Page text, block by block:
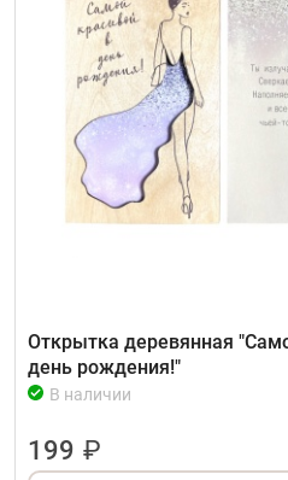
Открытка деревянная
день рождения!"
В наличии
199 ₽